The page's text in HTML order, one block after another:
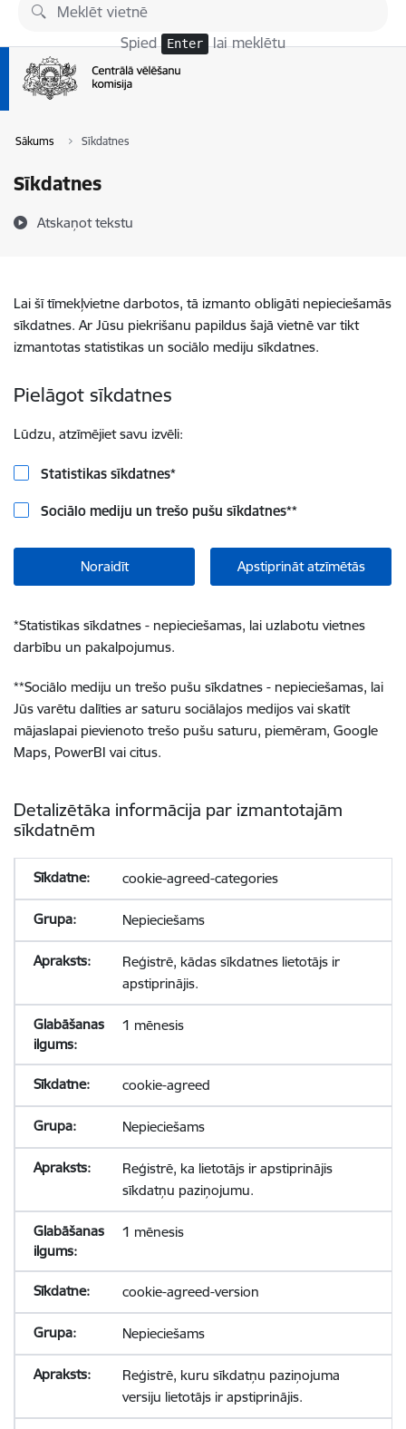
Pāriet uz lapas saturu
Spied Enter lai meklētu
Sākums Sīkdatnes
Sīkdatnes
Atskaņot tekstu
Lai šī tīmekļvietne darbotos, tā izmanto obligāti nepieciešamās
sīkdatnes. Ar Jūsu piekrišanu papildus šajā vietnē var tikt
izmantotas statistikas un sociālo mediju sīkdatnes.
Pielāgot sīkdatnes
Lūdzu, atzīmējiet savu izvēli:
Statistikas sīkdatnes*
Sociālo mediju un trešo pušu sīkdatnes**
Noraidīt Apstiprināt atzīmētās
*Statistikas sīkdatnes - nepieciešamas, lai uzlabotu vietnes
darbību un pakalpojumus.
**Sociālo mediju un trešo pušu sīkdatnes - nepieciešamas, lai
Jūs varētu dalīties ar saturu sociālajos medijos vai skatīt
mājaslapai pievienoto trešo pušu saturu, piemēram, Google
Maps, PowerBI vai citus.
Detalizētāka informācija par izmantotajām
sīkdatnēm
cookie-agreed-categories
Nepieciešams
Reģistrē, kādas sīkdatnes lietotājs ir
apstiprinājis.
1 mēnesis
cookie-agreed
Nepieciešams
Reģistrē, ka lietotājs ir apstiprinājis
sīkdatņu paziņojumu.
1 mēnesis
cookie-agreed-version
Nepieciešams
Reģistrē, kuru sīkdatņu paziņojuma
versiju lietotājs ir apstiprinājis.